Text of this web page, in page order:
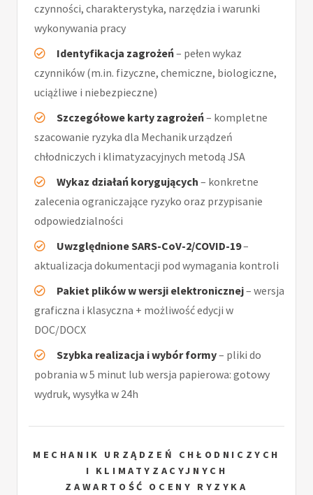
czynności, charakterystyka, narzędzia i warunki
wykonywania pracy
Identyfikacja zagrożeń– pełen wykaz
czynników (m.in. fizyczne, chemiczne, biologiczne,
uciążliwe i niebezpieczne)
Szczegółowe karty zagrożeń– kompletne
szacowanie ryzyka dla Mechanik urządzeń
chłodniczych i klimatyzacyjnych metodą JSA
Wykaz działań korygujących – konkretne
zalecenia ograniczające ryzyko oraz przypisanie
odpowiedzialności
Uwzględnione SARS-CoV-2/COVID-19–
aktualizacja dokumentacji pod wymagania kontroli
Pakiet plików w wersji elektronicznej– wersja
graficzna i klasyczna + możliwość edycji w
DOC/DOCX
Szybka realizacja i wybór formy– pliki do
pobrania w 5 minut lub wersja papierowa: gotowy
wydruk, wysyłka w 24h
MECHANIK URZĄDZEŃ CHŁODNICZYCH
I KLIMATYZACYJNYCH
ZAWARTOŚĆ OCENY RYZYKA